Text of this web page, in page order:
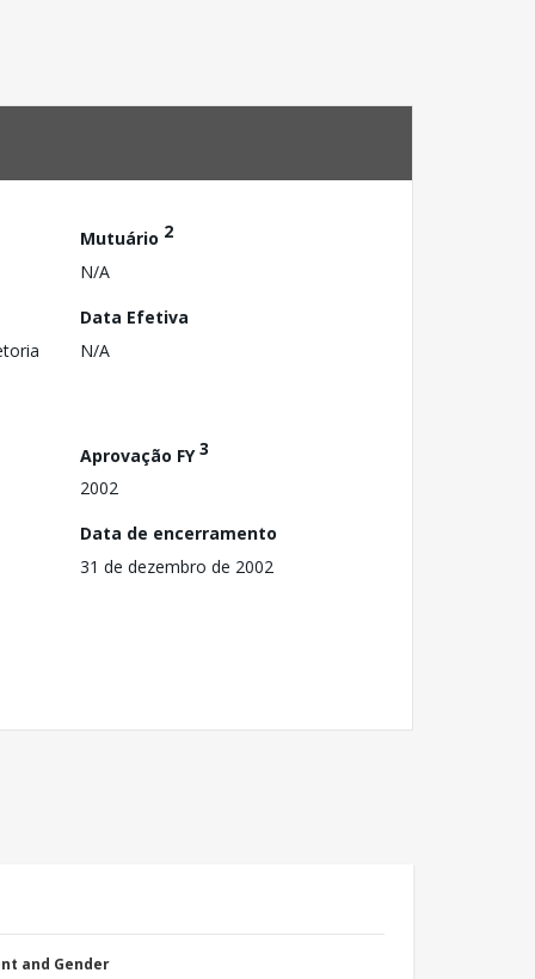
Mutuário 2
N/A
Data Efetiva
N/A
Aprovação FY3
2002
Data de encerramento
31 de dezembro de 2002
and Gender